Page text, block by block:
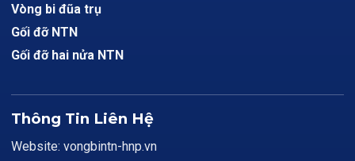
Vòng bi đũa trụ
Gối đỡ NTN
Gối đỡ hai nửa NTN
Thông Tin Liên Hệ
Website: vongbintn-hnp.vn